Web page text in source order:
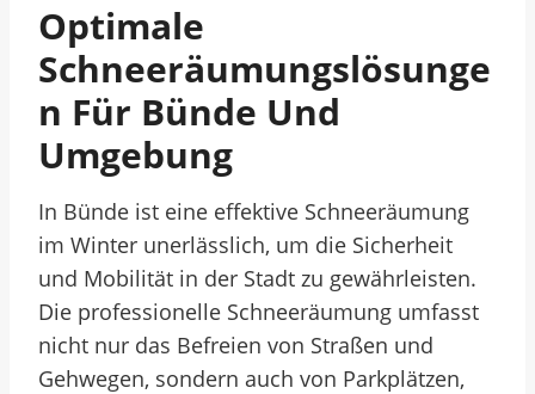
Optimale
Schneeräumungslösunge
N Für Bünde Und
Umgebung
In Bünde ist eine effektive Schneeräumung
im Winter unerlässlich, um die Sicherheit
und Mobilität in der Stadt zu gewährleisten.
Die professionelle Schneeräumung umfasst
nicht nur das Befreien von Straßen und
Gehwegen, sondern auch von Parkplätzen,